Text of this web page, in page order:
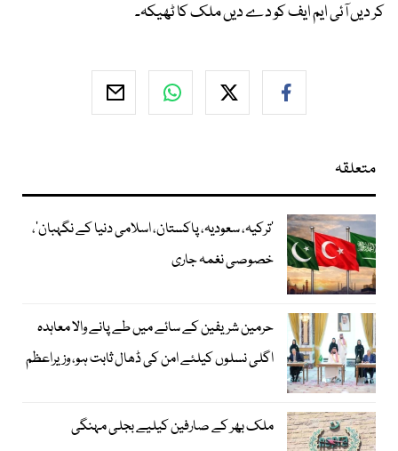
کر دیں آئی ایم ایف کو دے دیں ملک کا ٹھیکہ۔
متعلقہ
‘ترکیہ، سعودیہ، پاکستان، اسلامی دنیا کے نگہبان’،
خصوصی نغمہ جاری
حرمین شریفین کے سائے میں طے پانے والا معاہدہ
اگلی نسلوں کیلئے امن کی ڈھال ثابت ہو، وزیراعظم
ملک بھر کے صارفین کیلیے بجلی مہنگی